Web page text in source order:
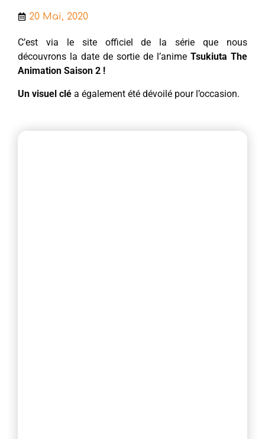
20 Mai, 2020
C’est via le site officiel de la série que nous
découvrons la date de sortie de l’anime Tsukiuta The
Animation Saison 2 !
Un visuel clé a également été dévoilé pour l’occasion.